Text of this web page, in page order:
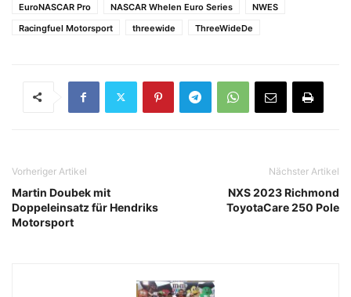
EuroNASCAR Pro
NASCAR Whelen Euro Series
NWES
Racingfuel Motorsport
threewide ThreeWideDe
Vorheriger Artikel
Martin Doubek mit
Doppeleinsatz für Hendriks
Motorsport
Nächster Artikel
NXS 2023 Richmond
ToyotaCare 250 Pole